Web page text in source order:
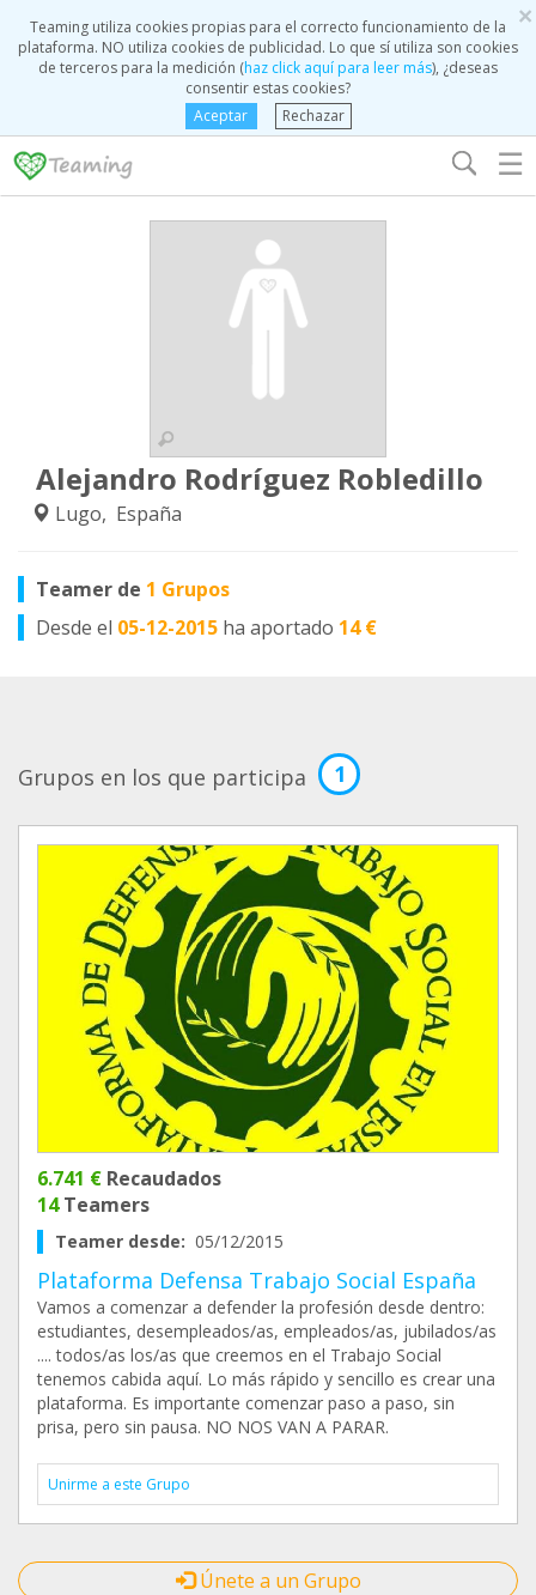
×
Teaming utiliza cookies propias para el correcto funcionamiento de la
plataforma. NO utiliza cookies de publicidad. Lo que sí utiliza son cookies
de terceros para la medición (haz click aquí para leer más), ¿deseas
consentir estas cookies?
Aceptar
Rechazar
☰
Alejandro Rodríguez Robledillo
Lugo, España
Teamer de 1 Grupos
Desde el 05-12-2015 ha aportado 14 €
Grupos en los que participa 1
6.741 € Recaudados
14Teamers
Teamer desde: 05/12/2015
Plataforma Defensa Trabajo Social España
Vamos a comenzar a defender la profesión desde dentro:
estudiantes, desempleados/as, empleados/as, jubilados/as
.... todos/as los/as que creemos en el Trabajo Social
tenemos cabida aquí. Lo más rápido y sencillo es crear una
plataforma. Es importante comenzar paso a paso, sin
prisa, pero sin pausa. NO NOS VAN A PARAR.
Unirme a este Grupo
Únete a un Grupo